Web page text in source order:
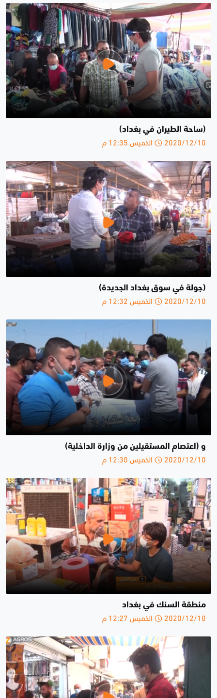
(ساحة الطيران في بغداد)
2020/12/10 الخميس 12:35 م
(جولة في سوق بغداد الجديدة)
2020/12/10 الخميس 12:32 م
و (اعتصام المستقيلين من وزارة الداخلية)
2020/12/10 الخميس 12:30 م
منطقة السنك في بغداد
2020/12/10 الخميس 12:27 م